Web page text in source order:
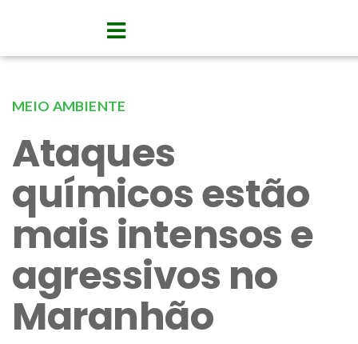
MEIO AMBIENTE
Ataques
químicos estão
mais intensos e
agressivos no
Maranhão